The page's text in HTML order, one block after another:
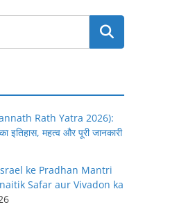
Rath Yatra 2026):
इतिहास, महत्व और पूरी जानकारी
ke Pradhan Mantri
Safar aur Vivadon ka